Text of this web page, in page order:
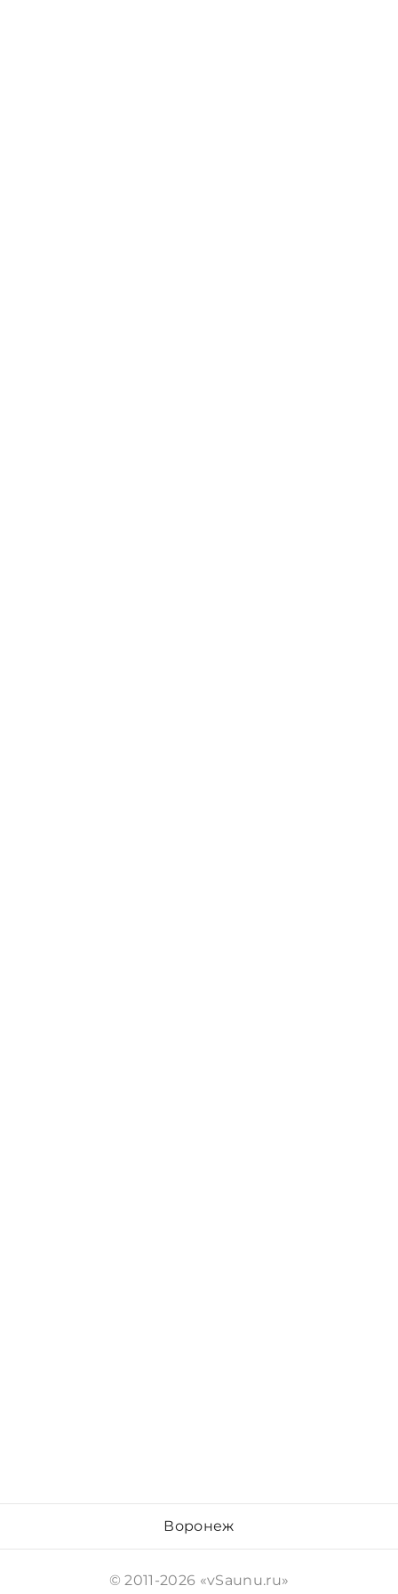
Воронеж
© 2011-2026 «vSaunu.ru»